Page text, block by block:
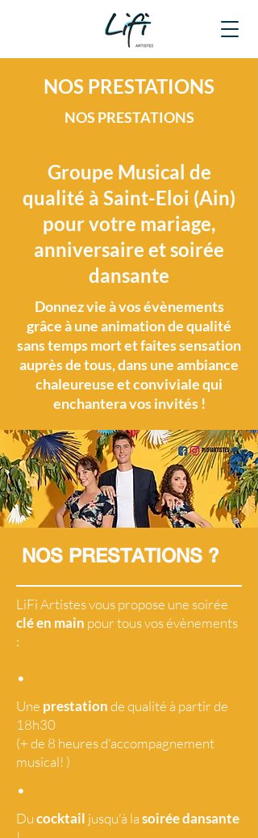
NOS PRESTATIONS
NOS PRESTATIONS
Groupe Musical de
qualité à Saint-Eloi (Ain)
pour votre mariage,
anniversaire et soirée
dansante
Donnez vie à vos évènements
grâce à une animation de qualité
sans temps mort et faites sensation
auprès de tous, dans une ambiance
chaleureuse et conviviale qui
enchantera vos invités !
NOS PRESTATIONS ?
LiFi Artistes vous propose une soirée
clé en main pour tous vos évènements
:
•
Une prestationde qualité à partir de
18h30
(+ de 8 heures d'accompagnement
musical! )
•
Ducocktail jusqu'à lasoirée dansante